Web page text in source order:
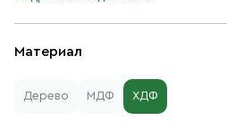
Материал
Дерево МДФ ХДФ